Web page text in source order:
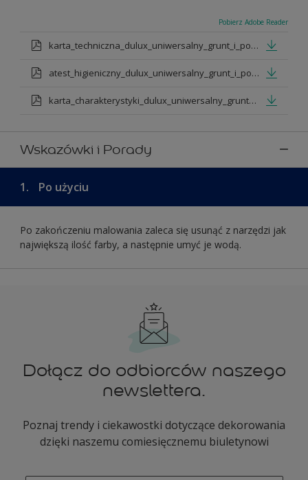
Pobierz Adobe Reader
karta_techniczna_dulux_uniwersalny_grunt_i_podkad.pdf
atest_higieniczny_dulux_uniwersalny_grunt_i_podklad.pdf
karta_charakterystyki_dulux_uniwersalny_grunt_i_podklad.pdf
Wskazówki i Porady
1. Po użyciu
Po zakończeniu malowania zaleca się usunąć z narzędzi jak
największą ilość farby, a następnie umyć je wodą.
Dołącz do odbiorców naszego
newslettera.
Poznaj trendy i ciekawostki dotyczące dekorowania
dzięki naszemu comiesięcznemu biuletynowi